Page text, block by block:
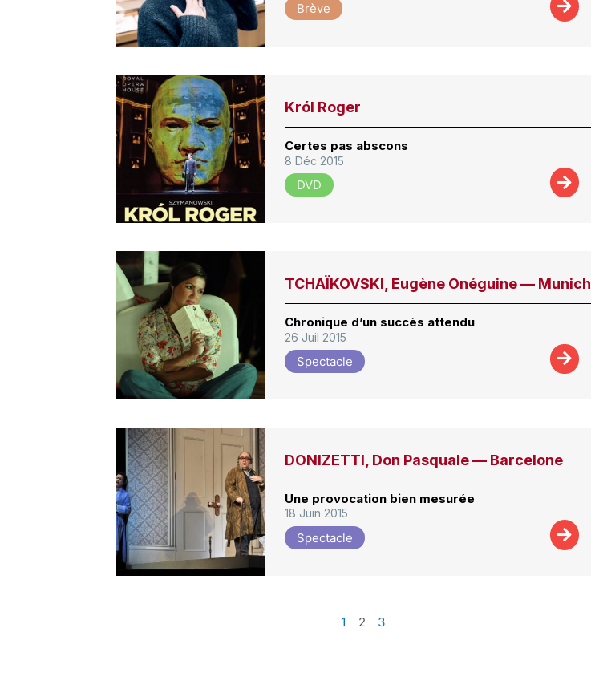
Brève
Król Roger
Certes pas abscons
8 Déc 2015
DVD
TCHAÏKOVSKI, Eugène Onéguine — Munich
Chronique d’un succès attendu
26 Juil 2015
Spectacle
DONIZETTI, Don Pasquale — Barcelone
Une provocation bien mesurée
18 Juin 2015
Spectacle
1 2 3